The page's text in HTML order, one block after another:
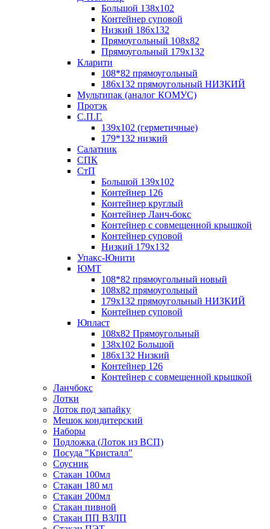
Большой 138х102
Контейнер суповой
Низкий 186х132
Прямоугольный 108х82
Прямоугольный 179х132
Кларити
108*82 прямоугольный
186х132 прямоугольный НИЗКИЙ
Мультипак (аналог КОМУС)
Протэк
С.П.Г.
139х102 (герметичные)
179*132 низкий
Салатник
СПК
СтП
Большой 139х102
Контейнер 126
Контейнер круглый
Контейнер Ланч-бокс
Контейнер с совмещенной крышкой
Контейнер суповой
Низкий 179х132
Упакс-Юнити
ЮМТ
108*82 прямоугольный новый
108х82 прямоугольный
179х132 прямоугольный НИЗКИЙ
Контейнер суповой
Юпласт
108х82 Прямоугольный
138х102 Большой
186х132 Низкий
Контейнер 126
Контейнер с совмещенной крышкой
Ланчбокс
Лотки
Лоток под запайку
Мешок кондитерский
Наборы
Подложка (Лоток из ВСП)
Посуда "Кристалл"
Соусник
Стакан 100мл
Стакан 180 мл
Стакан 200мл
Стакан пивной
Стакан ПП ВЗЛП